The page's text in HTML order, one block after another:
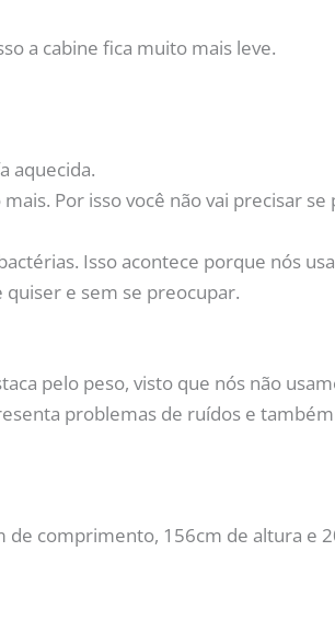
a cabine fica muito mais leve.
aquecida.
Por isso você não vai precisar
Isso acontece porque nós
quiser e sem se preocupar.
pelo peso, visto que nós não
problemas de ruídos e
de comprimento, 156cm de altura e